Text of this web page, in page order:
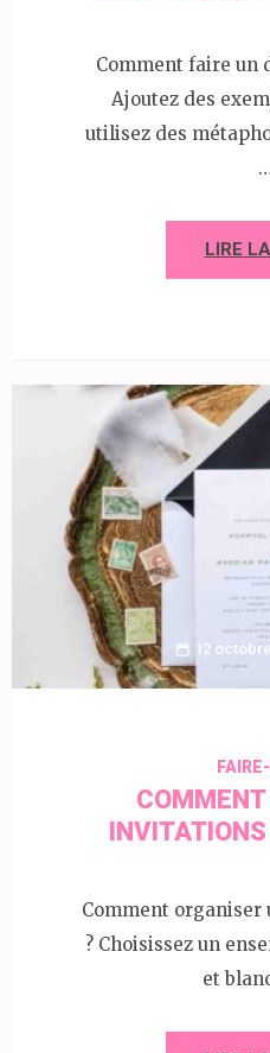
Comment faire un
Ajoutez des
utilisez des
LIRE
12
COMMENT
Comment organiser
? Choisissez un
et